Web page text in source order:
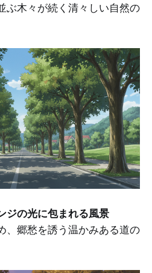
ぶ木々が続く清々しい自然の
ジの光に包まれる風景
、郷愁を誘う温かみある道の